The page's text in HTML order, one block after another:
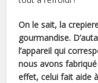
On le sait, la
gourmandise.
l’appareil qui
nous avons
effet, celui fait aide